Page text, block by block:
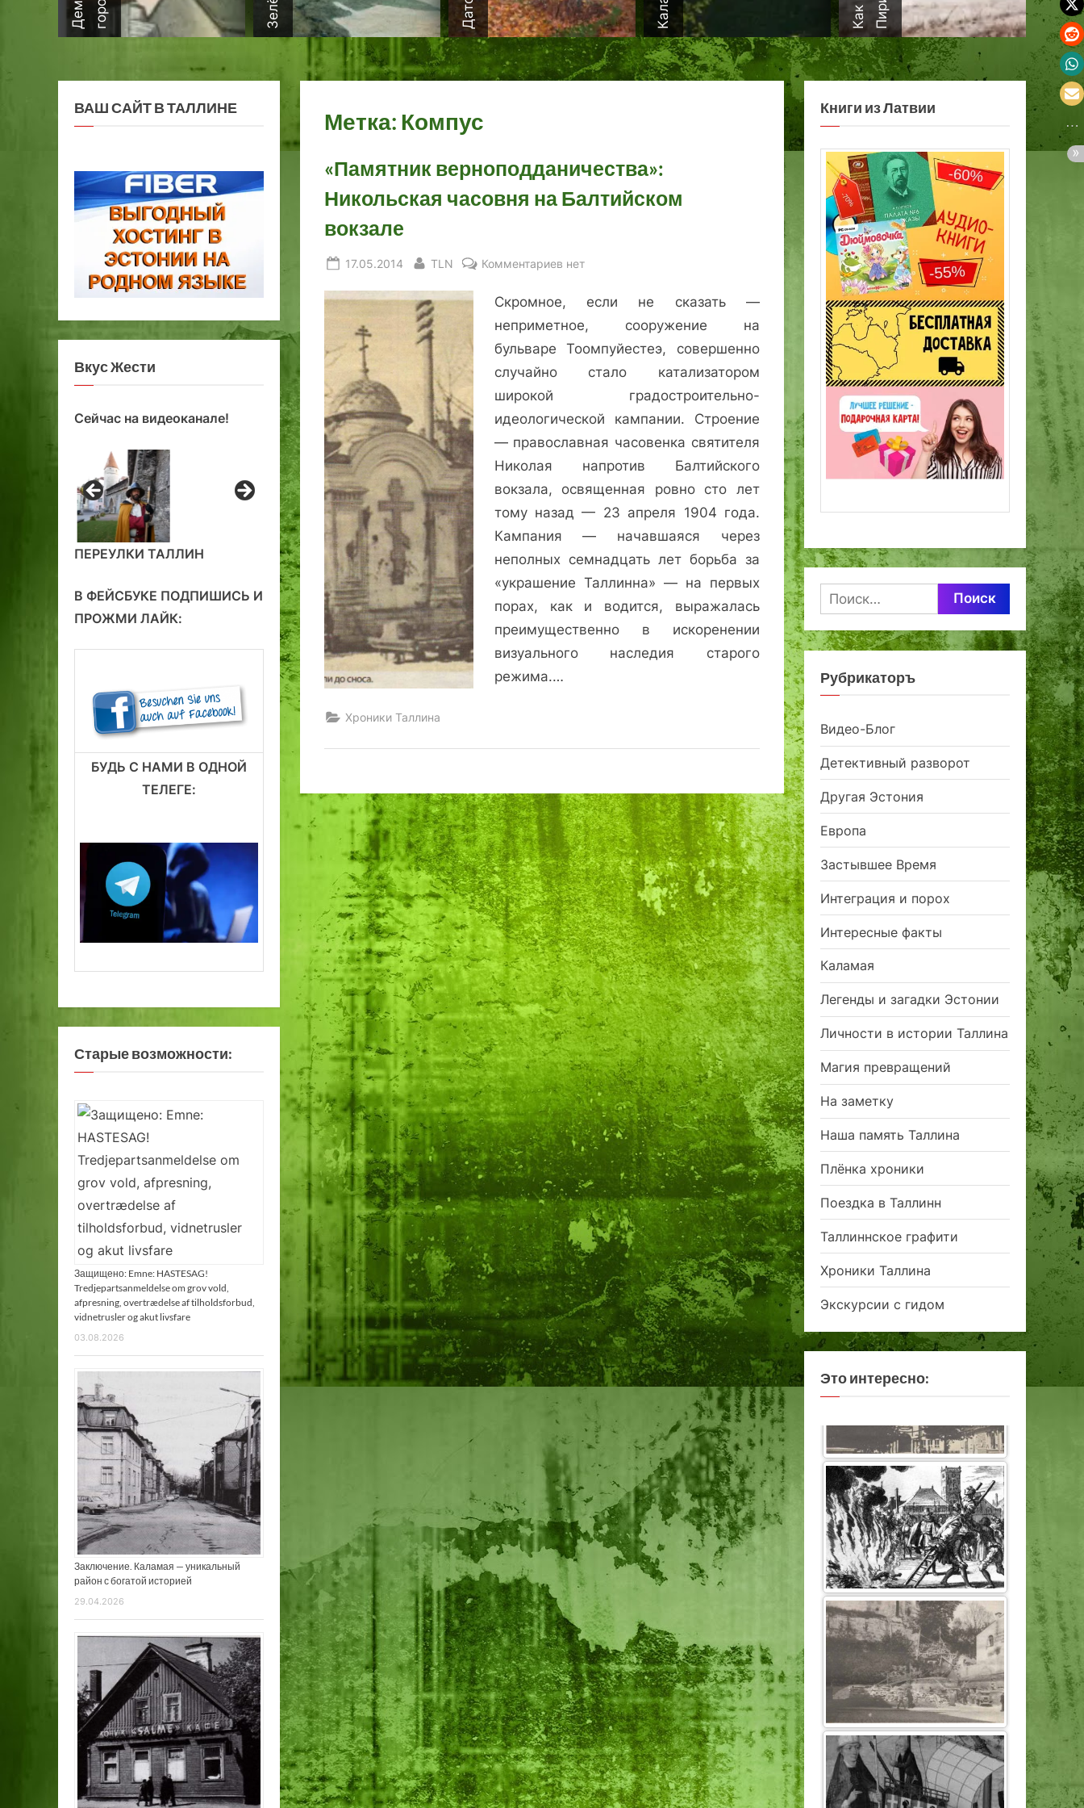
Метка: Компус
«Памятник верноподданичества»:
Никольская часовня на Балтийском
вокзале
Posted
17.05.2014 By
TLN Комментариев к
«Памятник
верноподданичества»:
Никольская
вокзале
нет
Скромное, если не сказать —
неприметное, сооружение на
бульваре Тоомпуйестеэ, совершенно
случайно стало катализатором
широкой градостроительно-
идеологической кампании. Строение
— православная часовенка святителя
Николая напротив Балтийского
вокзала, освященная ровно сто лет
тому назад — 23 апреля 1904 года.
Кампания — начавшаяся через
неполных семнадцать лет борьба за
«украшение Таллинна» — на первых
порах, как и водится, выражалась
преимущественно в искоренении
визуального наследия старого
режима.…
Хроники Таллина
ВАШ САЙТ В ТАЛЛИНЕ
Вкус Жести
Сейчас на видеоканале!
ПЕРЕУЛКИ ТАЛЛИН
В ФЕЙСБУКЕ ПОДПИШИСЬ И
ПРОЖМИ ЛАЙК:
БУДЬ С НАМИ В ОДНОЙ
ТЕЛЕГЕ:
Старые возможности:
Защищено: Emne: HASTESAG!
Tredjepartsanmeldelse om grov vold,
afpresning, overtrædelse af tilholdsforbud,
vidnetrusler og akut livsfare
03.08.2026
Заключение. Каламая — уникальный
район с богатой историей
29.04.2026
Книги из Латвии
Найти:
Рубрикаторъ
Видео-Блог
Детективный разворот
Другая Эстония
Европа
Застывшее Время
Интеграция и порох
Интересные факты
Каламая
Легенды и загадки Эстонии
Личности в истории Таллина
Магия превращений
На заметку
Наша память Таллина
Плёнка хроники
Поездка в Таллинн
Таллиннское графити
Хроники Таллина
Экскурсии с гидом
Это интересно: